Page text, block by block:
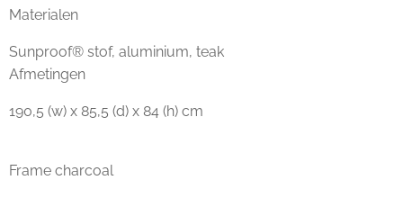
Materialen
Sunproof® stof, aluminium, teak
Afmetingen
190,5 (w) x 85,5 (d) x 84 (h) cm
Frame charcoal